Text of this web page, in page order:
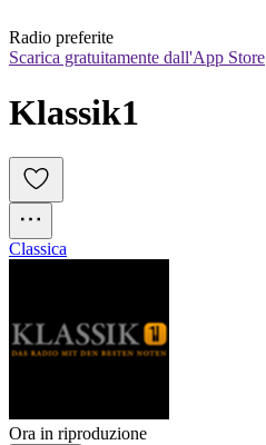
Radio preferite
Scarica gratuitamente dall'App Store
Klassik1
Classica
Ora in riproduzione